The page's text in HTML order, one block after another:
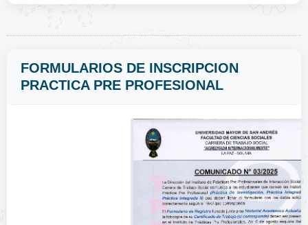
FORMULARIOS DE INSCRIPCION
PRACTICA PRE PROFESIONAL